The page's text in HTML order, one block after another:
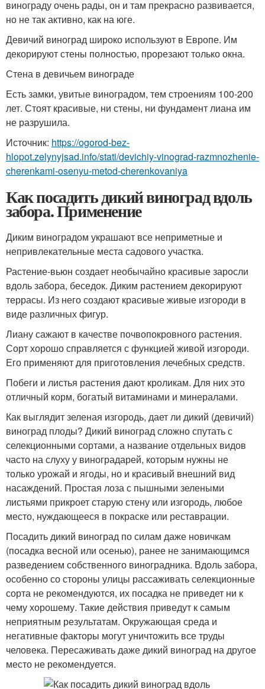
винограду очень рады, он и там прекрасно развивается,
но не так активно, как на юге.
Девичий виноград широко используют в Европе. Им
декорируют стены полностью, прорезают только окна.
Стена в девичьем винограде
Есть замки, увитые виноградом, тем строениям 100-200
лет. Стоят красивые, ни стены, ни фундамент лиана им
не разрушила.
Источник: https://ogorod-bez-
hlopot.zelynyjsad.info/stati/devichiy-vinograd-razmnozhenie-
cherenkami-osenyu-metod-cherenkovaniya
Как посадить дикий виноград вдоль
забора. Применение
Диким виноградом украшают все неприметные и
непривлекательные места садового участка.
Растение-вьюн создает необычайно красивые заросли
вдоль забора, беседок. Диким растением декорируют
террасы. Из него создают красивые живые изгороди в
виде различных фигур.
Лиану сажают в качестве почвопокровного растения.
Сорт хорошо справляется с функцией живой изгороди.
Его применяют для приготовления лечебных средств.
Побеги и листья растения дают кроликам. Для них это
отличный корм, богатый витаминами и минералами.
Как выглядит зеленая изгородь, дает ли дикий (девичий)
виноград плоды? Дикий виноград сложно спутать с
селекционными сортами, а название отдельных видов
часто на слуху у виноградарей, которым нужны не
только урожай и ягоды, но и красивый внешний вид
насаждений. Простая лоза с пышными зелеными
листьями прикроет старую стену или изгородь, любое
место, нуждающееся в покраске или реставрации.
Посадить дикий виноград по силам даже новичкам
(посадка весной или осенью), ранее не занимающимся
разведением собственного виноградника. Вдоль забора,
особенно со стороны улицы рассаживать селекционные
сорта не рекомендуются, их посадка не приведет ни к
чему хорошему. Такие действия приведут к самым
неприятным результатам. Окружающая среда и
негативные факторы могут уничтожить все труды
человека. Пересаживать даже дикий виноград на другое
место не рекомендуется.